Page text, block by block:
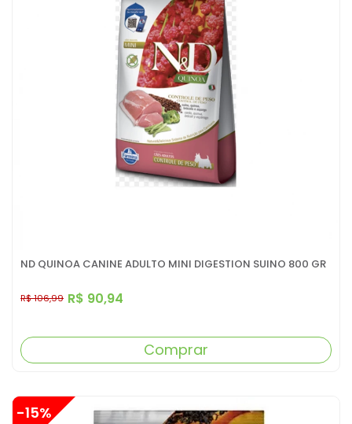
ND QUINOA CANINE ADULTO MINI DIGESTION SUINO 800 GR
R$ 90,94
R$ 106,99
Comprar
-15%